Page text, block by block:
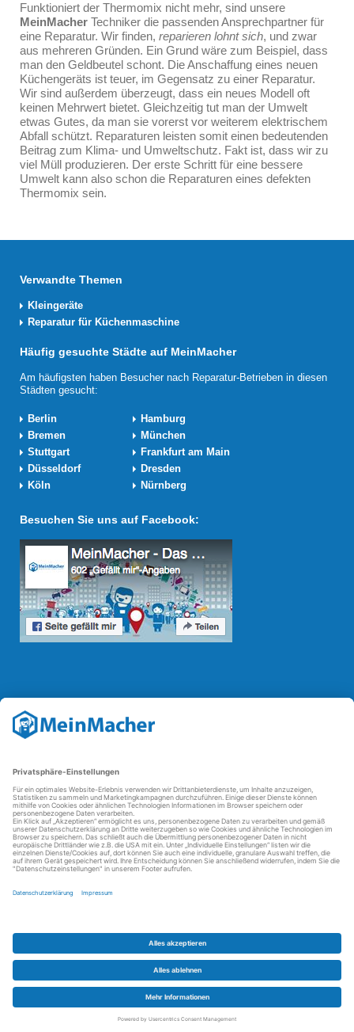
Funktioniert der Thermomix nicht mehr, sind unsere
MeinMacher Techniker die passenden Ansprechpartner für
eine Reparatur. Wir finden, reparieren lohnt sich, und zwar
aus mehreren Gründen. Ein Grund wäre zum Beispiel, dass
man den Geldbeutel schont. Die Anschaffung eines neuen
Küchengeräts ist teuer, im Gegensatz zu einer Reparatur.
Wir sind außerdem überzeugt, dass ein neues Modell oft
keinen Mehrwert bietet. Gleichzeitig tut man der Umwelt
etwas Gutes, da man sie vorerst vor weiterem elektrischem
Abfall schützt. Reparaturen leisten somit einen bedeutenden
Beitrag zum Klima- und Umweltschutz. Fakt ist, dass wir zu
viel Müll produzieren. Der erste Schritt für eine bessere
Umwelt kann also schon die Reparaturen eines defekten
Thermomix sein.
Verwandte Themen
Kleingeräte
Reparatur für Küchenmaschine
Häufig gesuchte Städte auf MeinMacher
Am häufigsten haben Besucher nach Reparatur-Betrieben in diesen
Städten gesucht:
Berlin
Hamburg
Bremen
München
Stuttgart
Frankfurt am Main
Düsseldorf
Dresden
Köln
Nürnberg
Besuchen Sie uns auf Facebook:
Reparatur Revolution
Mit derReparatur-Revolution
Reparaturbedingungen in Deutschland: Für Produkte, die sich gut
reparierenden Betriebe und des Reparatur-Know-hows in
Deutschland.
Weitere Informationen
FAQ - häufig gestellte Fragen
Partner werden
Über uns
Datenschutz
Barrierefreiheit
Partnerportal